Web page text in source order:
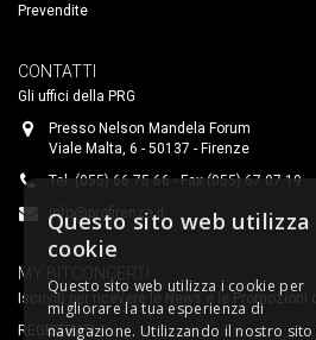
Prevendite
CONTATTI
Gli uffici della PRG
Presso Nelson Mandela Forum
Viale Malta, 6 - 50137 - Firenze
Tel. (055) 66.75.66 - Fax (055) 67.07.19
info@prgfirenze.it
MY BITCONCERTI
Iscriviti per ricevere le News e le Promozioni
REGISTRATI
Questo sito web utilizza
cookie
Questo sito web utilizza i cookie per
migliorare la tua esperienza di
navigazione. Utilizzando il nostro sito